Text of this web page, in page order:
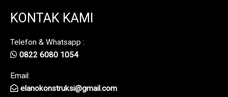
KONTAK KAMI
Telefon & Whatsapp :
0822 6080 1054
Email:
elanokonstruksi@gmail.com